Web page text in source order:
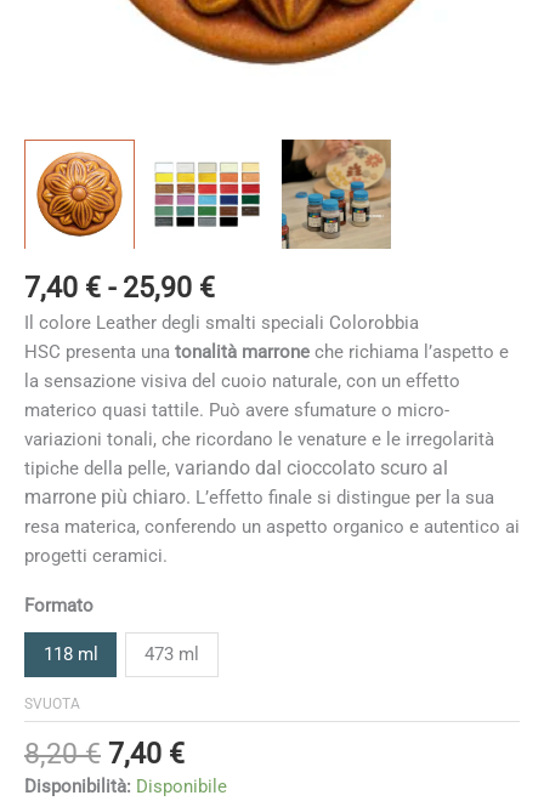
7,40 € - 25,90 €Fascia
di
prezzo:
da
7,40 €
a
25,90 €
Il colore Leather degli smalti speciali Colorobbia
HSC presenta una tonalità marrone che richiama l’aspetto e
la sensazione visiva del cuoio naturale, con un effetto
materico quasi tattile. Può avere sfumature o micro-
variazioni tonali, che ricordano le venature e le irregolarità
tipiche della pelle, variando dal cioccolato scuro al
marrone più chiaro. L’effetto finale si distingue per la sua
resa materica, conferendo un aspetto organico e autentico ai
progetti ceramici.
Formato
118 ml 473 ml
SVUOTA
8,20€ Il
prezzo
7,40 €Il
prezzo
Disponibilità: Disponibile